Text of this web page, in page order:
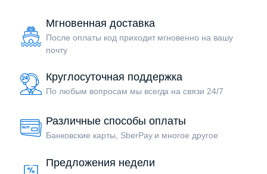
Мгновенная доставка
После оплаты код приходит мгновенно на вашу
почту
Круглосуточная поддержка
По любым вопросам мы всегда на связи 24/7
Различные способы оплаты
Банковские карты, SberPay и многое другое
Предложения недели